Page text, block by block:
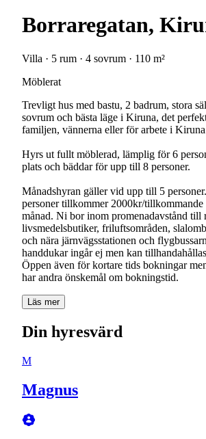
Borraregatan,
Villa · 5 rum · 4 sovrum · 110 m²
Möblerat
Trevligt hus med bastu, 2 badrum, stora
sovrum och bästa läge i Kiruna, det
familjen, vännerna eller för arbete i
Hyrs ut fullt möblerad, lämplig för 6
plats och bäddar för upp till 8 personer.
Månadshyran gäller vid upp till 5
personer tillkommer 2000kr/tillkommande
månad. Ni bor inom promenadavstånd till
livsmedelsbutiker, friluftsområden,
och nära järnvägsstationen och
handdukar ingår ej men kan
Öppen även för kortare tids bokningar
har andra önskemål om bokningstid.
Läs mer
Din hyresvärd
M
Magnus